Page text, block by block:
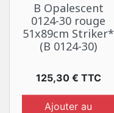
B Opalescent
0124-30 rouge
51x89cm Striker*
(B 0124-30)
Prix
125,30 € TTC
Ajouter au